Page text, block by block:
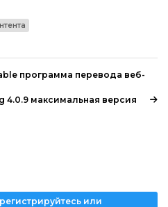
программа перевода веб-
4.0.9 максимальная версия
или